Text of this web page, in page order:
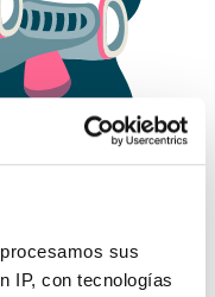
procesamos sus
IP, con tecnologías